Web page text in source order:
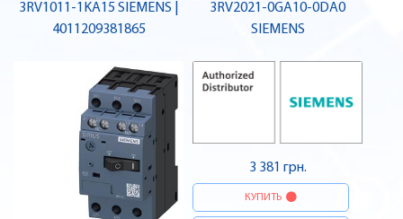
3RV1011-1KA15 SIEMENS |
4011209381865
3RV2021-0GA10-0DA0
SIEMENS
3 381 грн.
КУПИТЬ